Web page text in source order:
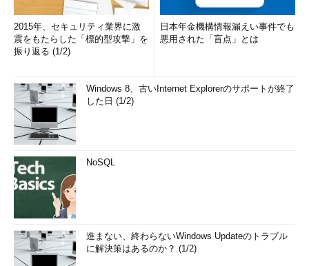
2015年、セキュリティ業界に激
震をもたらした「標的型攻撃」を
振り返る (1/2)
日本年金機構情報漏えい事件でも
悪用された「盲点」とは
Windows 8、古いInternet Explorerのサポートが終了
した日 (1/2)
NoSQL
進まない、終わらないWindows Updateのトラブル
に解決策はあるのか？ (1/2)